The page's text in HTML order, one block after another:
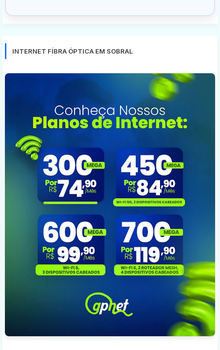
INTERNET FÍBRA ÓPTICA EM SOBRAL